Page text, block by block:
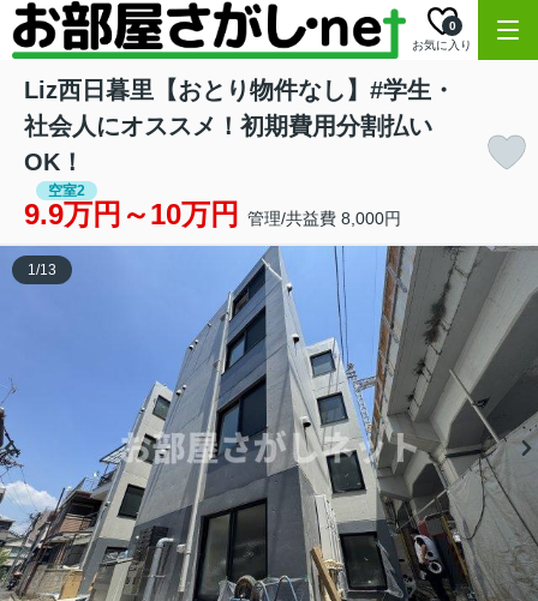
お気に入り
0
Liz西日暮里【おとり物件なし】#学生・
社会人にオススメ！初期費用分割払い
OK！
空室2
9.9万円～10万円 管理/共益費 8,000円
1/13